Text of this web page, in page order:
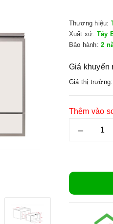
Thương hiệu:
Xuất xứ: Tây
Bảo hành: 2
Giá khuyến
Giá thị trường:
Thêm vào
–